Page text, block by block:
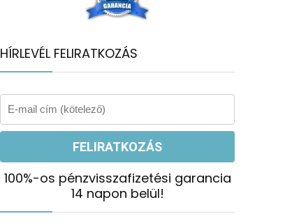
HÍRLEVÉL FELIRATKOZÁS
100%-os pénzvisszafizetési garancia
14 napon belül!